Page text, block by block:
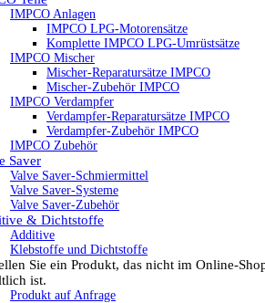
IMPCO Anlagen
IMPCO LPG-Motorensätze
Komplette IMPCO LPG-Umrüstsätze
IMPCO Mischer
Mischer-Reparatursätze IMPCO
Mischer-Zubehör IMPCO
IMPCO Verdampfer
Verdampfer-Reparatursätze IMPCO
Verdampfer-Zubehör IMPCO
IMPCO Zubehör
Saver
Valve Saver-Schmiermittel
Valve Saver-Systeme
Valve Saver-Zubehör
& Dichtstoffe
Additive
Klebstoffe und Dichtstoffe
Sie ein Produkt, das nicht im Online-
ist.
Produkt auf Anfrage